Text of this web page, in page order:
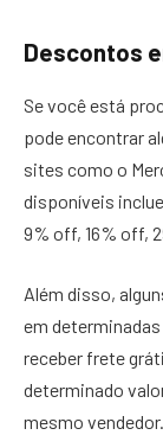
Descontos
Se você está
pode encontrar
sites como o
disponíveis
9% off, 16% off,
Além disso,
em
receber frete
determinado
mesmo vendedor.